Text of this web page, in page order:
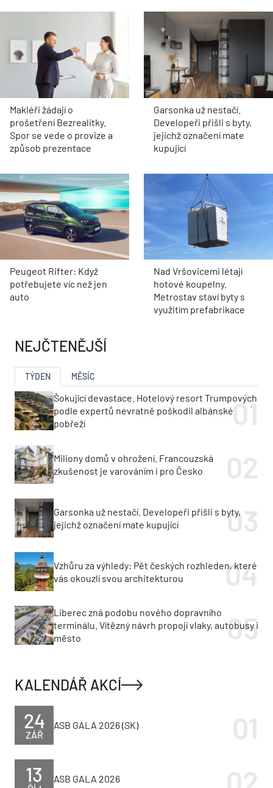
Makléři žádají o
prošetření Bezrealitky.
Spor se vede o provize a
způsob prezentace
Garsonka už nestačí.
Developeři přišli s byty,
jejichž označení mate
kupující
Peugeot Rifter: Když
potřebujete víc než jen
auto
Nad Vršovicemi létají
hotové koupelny.
Metrostav staví byty s
využitím prefabrikace
NEJČTENĚJŠÍ
TÝDEN MĚSÍC
Šokující devastace. Hotelový resort Trumpových
podle expertů nevratně poškodil albánské
pobřeží
Miliony domů v ohrožení. Francouzská
zkušenost je varováním i pro Česko
Garsonka už nestačí. Developeři přišli s byty,
jejichž označení mate kupující
Vzhůru za výhledy: Pět českých rozhleden, které
vás okouzlí svou architekturou
Liberec zná podobu nového dopravního
terminálu. Vítězný návrh propojí vlaky, autobusy i
město
KALENDÁŘ AKCÍ
ZÁŘ
24 ASB GALA 2026 (SK)
13 ASB GALA 2026